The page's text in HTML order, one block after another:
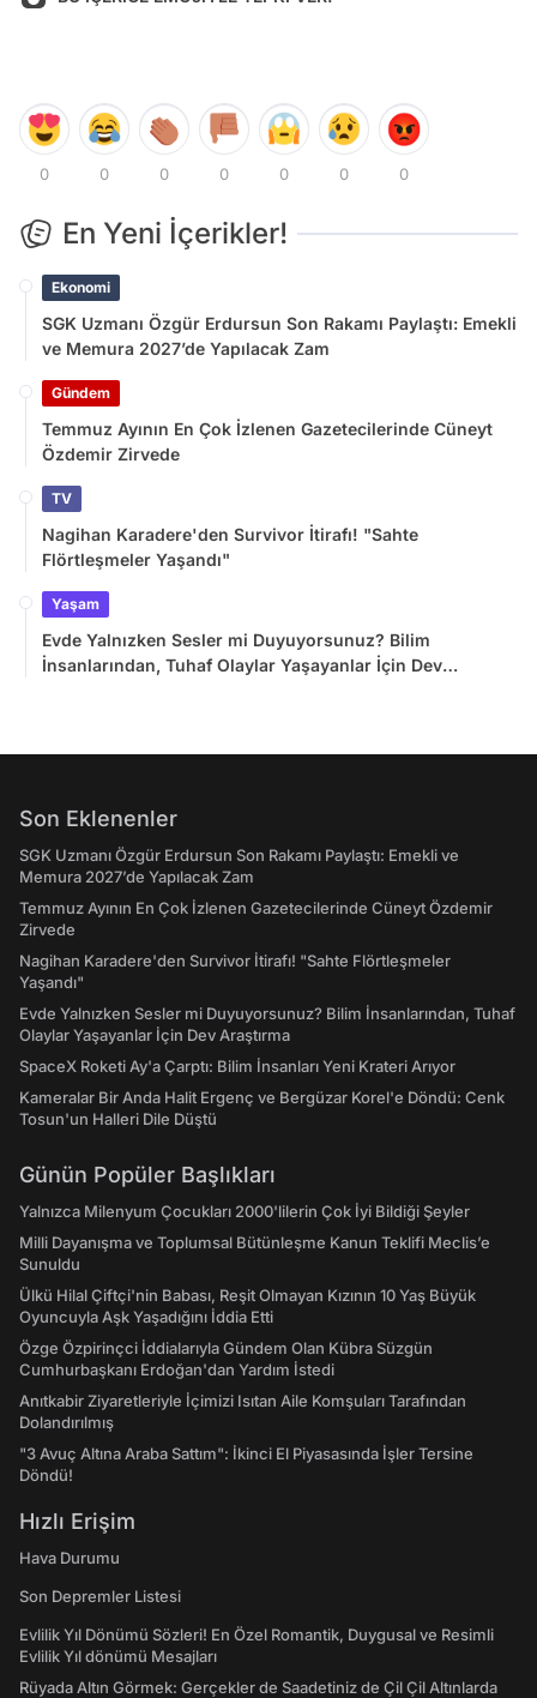
0 0 0 0 0 0 0
En Yeni İçerikler!
Ekonomi
SGK Uzmanı Özgür Erdursun Son Rakamı Paylaştı: Emekli
ve Memura 2027’de Yapılacak Zam
Gündem
Temmuz Ayının En Çok İzlenen Gazetecilerinde Cüneyt
Özdemir Zirvede
TV
Nagihan Karadere'den Survivor İtirafı! "Sahte
Flörtleşmeler Yaşandı"
Yaşam
Evde Yalnızken Sesler mi Duyuyorsunuz? Bilim
İnsanlarından, Tuhaf Olaylar Yaşayanlar İçin Dev
Son Eklenenler
SGK Uzmanı Özgür Erdursun Son Rakamı Paylaştı: Emekli ve
Memura 2027’de Yapılacak Zam
Temmuz Ayının En Çok İzlenen Gazetecilerinde Cüneyt Özdemir
Zirvede
Nagihan Karadere'den Survivor İtirafı! "Sahte Flörtleşmeler
Yaşandı"
Evde Yalnızken Sesler mi Duyuyorsunuz? Bilim İnsanlarından, Tuhaf
Olaylar Yaşayanlar İçin Dev Araştırma
SpaceX Roketi Ay'a Çarptı: Bilim İnsanları Yeni Krateri Arıyor
Kameralar Bir Anda Halit Ergenç ve Bergüzar Korel'e Döndü: Cenk
Tosun'un Halleri Dile Düştü
Günün Popüler Başlıkları
Yalnızca Milenyum Çocukları 2000'lilerin Çok İyi Bildiği Şeyler
Milli Dayanışma ve Toplumsal Bütünleşme Kanun Teklifi Meclis’e
Sunuldu
Ülkü Hilal Çiftçi'nin Babası, Reşit Olmayan Kızının 10 Yaş Büyük
Oyuncuyla Aşk Yaşadığını İddia Etti
Özge Özpirinçci İddialarıyla Gündem Olan Kübra Süzgün
Cumhurbaşkanı Erdoğan'dan Yardım İstedi
Anıtkabir Ziyaretleriyle İçimizi Isıtan Aile Komşuları Tarafından
Dolandırılmış
"3 Avuç Altına Araba Sattım": İkinci El Piyasasında İşler Tersine
Döndü!
Hızlı Erişim
Hava Durumu
Son Depremler Listesi
Evlilik Yıl Dönümü Sözleri! En Özel Romantik, Duygusal ve Resimli
Evlilik Yıl dönümü Mesajları
Rüyada Altın Görmek: Gerçekler de Saadetiniz de Çil Çil Altınlarda